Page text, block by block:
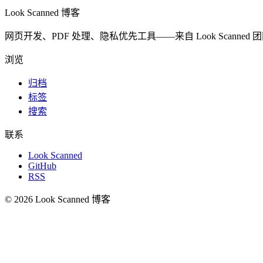
Look Scanned 博客
网页开发、PDF 处理、隐私优先工具——来自 Look Scanned 团
浏览
归档
标签
搜索
联系
Look Scanned
GitHub
RSS
© 2026 Look Scanned 博客